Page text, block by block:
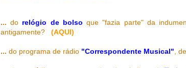
...do relógio de bolso que "fazia parte" da
antigamente? (AQUI)
... do programa de rádio "Correspondente Musical",